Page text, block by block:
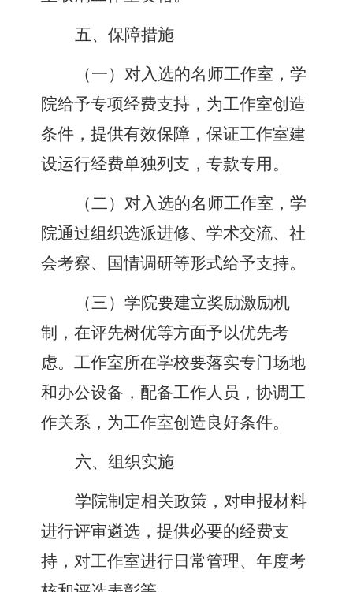
五、保障措施
（一） 对入选的名师工作室 ， 学
院给予专项经费支持， 为工作室创造
条件， 提供有效保障， 保证工作室建
设运行经费单独列支 ， 专款专用。
（二） 对入选的名师工作室 ， 学
院通过组织选派进修、学术交流、社
会考察、国情调研等形式给予支持。
（三） 学院要建立奖励激励机
制 ， 在评先树优等方面予以优先考
虑。工作室所在学校要落实专门场地
和办公设备 ， 配备工作人员 ， 协调工
作关系， 为工作室创造良好条件。
六、组织实施
学院制定相关政策 ， 对申报材料
进行评审遴选， 提供必要的经费支
持， 对工作室进行日常管理、年度考